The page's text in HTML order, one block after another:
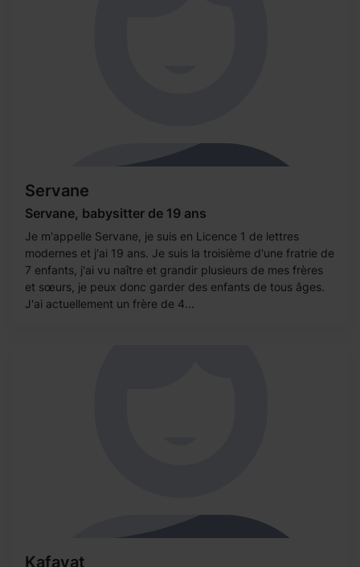
Servane
Servane, babysitter de 19 ans
Je m'appelle Servane, je suis en Licence 1 de lettres
modernes et j'ai 19 ans. Je suis la troisième d'une fratrie de
7 enfants, j'ai vu naître et grandir plusieurs de mes frères
et sœurs, je peux donc garder des enfants de tous âges.
J'ai actuellement un frère de 4...
Kafayat